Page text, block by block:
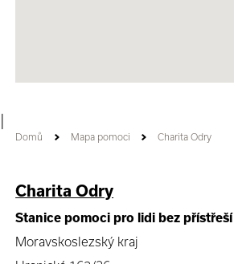
Domů Mapa pomoci Charita Odry
Charita Odry
Stanice pomoci pro lidi bez přístřeší
Moravskoslezský kraj